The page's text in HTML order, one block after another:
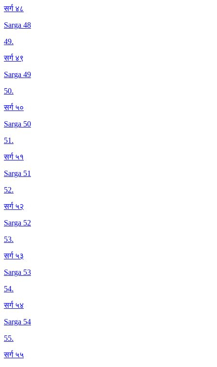
सर्ग ४८
Sarga 48
49.
सर्ग ४९
Sarga 49
50.
सर्ग ५०
Sarga 50
51.
सर्ग ५१
Sarga 51
52.
सर्ग ५२
Sarga 52
53.
सर्ग ५३
Sarga 53
54.
सर्ग ५४
Sarga 54
55.
सर्ग ५५